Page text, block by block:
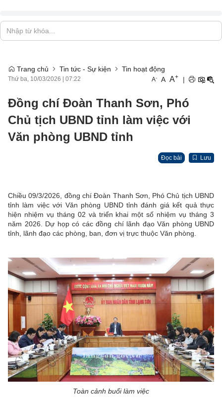
Trang chủ Tin tức - Sự kiện Tin hoạt động
Thứ ba, 10/03/2026 07:22 A- A A+ |
Đồng chí Đoàn Thanh Sơn, Phó
Chủ tịch UBND tỉnh làm việc với
Văn phòng UBND tỉnh
Đọc bài Lưu
Chiều 09/3/2026, đồng chí Đoàn Thanh Sơn, Phó Chủ tịch UBND
tỉnh làm việc với Văn phòng UBND tỉnh đánh giá kết quả thực
hiện nhiệm vụ tháng 02 và triển khai một số nhiệm vụ tháng 3
năm 2026. Dự họp có các đồng chí lãnh đạo Văn phòng UBND
tỉnh, lãnh đạo các phòng, ban, đơn vị trực thuộc Văn phòng.
Toàn cảnh buổi làm việc